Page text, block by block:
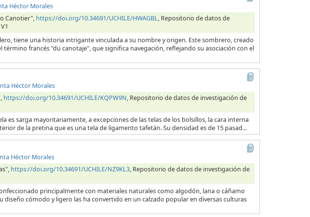
Héctor Morales
Canotier", https://doi.org/10.34691/UCHILE/HWAGBL, Repositorio de datos de
tiene una historia intrigante vinculada a su nombre y origen. Este sombrero, creado
término francés "du canotaje", que significa navegación, reflejando su asociación con el
Héctor Morales
https://doi.org/10.34691/UCHILE/KQPW9N, Repositorio de datos de investigación de
es sarga mayoritariamente, a excepciones de las telas de los bolsillos, la cara interna
de la pretina que es una tela de ligamento tafetán. Su densidad es de 15 pasad...
Héctor Morales
https://doi.org/10.34691/UCHILE/NZ9KL3, Repositorio de datos de investigación de
principalmente con materiales naturales como algodón, lana o cáñamo
diseño cómodo y ligero las ha convertido en un calzado popular en diversas culturas